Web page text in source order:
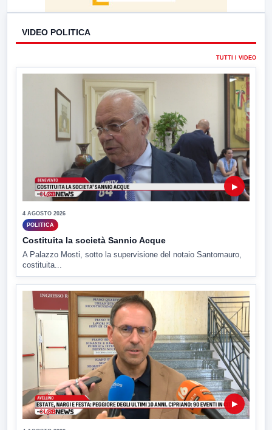
VIDEO POLITICA
TUTTI I VIDEO
▶
4 AGOSTO 2026
POLITICA
Costituita la società Sannio Acque
A Palazzo Mosti, sotto la supervisione del notaio Santomauro,
costituita...
▶